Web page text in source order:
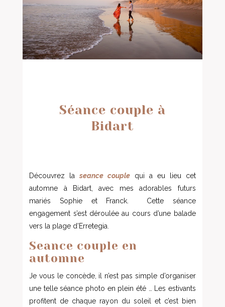
Séance couple à
Bidart
Découvrez laseance couple qui a eu lieu cet
automne à Bidart, avec mes adorables futurs
mariés Sophie et Franck. Cette séance
engagement s’est déroulée au cours d’une balade
vers la plage d’Erretegia.
Seance couple en
automne
Je vous le concède, il n’est pas simple d’organiser
une telle séance photo en plein été … Les estivants
profitent de chaque rayon du soleil et c’est bien